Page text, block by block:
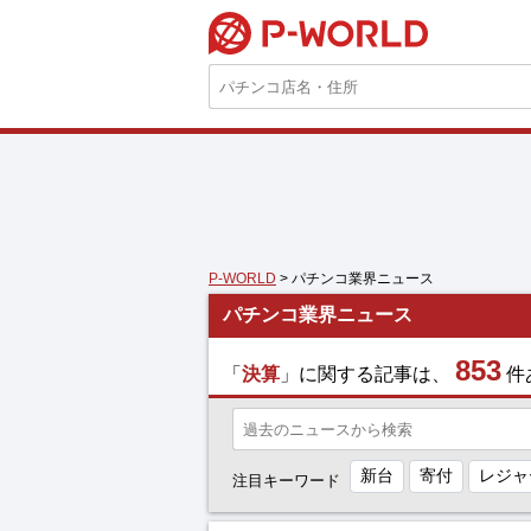
P-WORLD > パチンコ業界ニュース
パチンコ業界ニュース
「 決算 」に関する記事は、 853 件
注目キーワード 新台 寄付 レジ